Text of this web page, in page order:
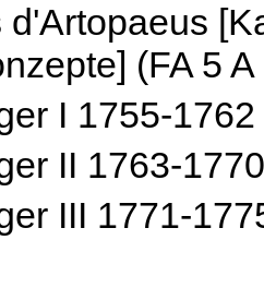
d'Artopaeus
(FA 5
I 1755-
II 1763-
III 1771-